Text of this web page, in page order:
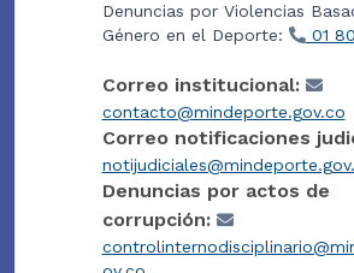
Denuncias por Violencias
Género en el Deporte:
01
Correo institucional:
contacto@mindeporte.gov.co
Correo notificaciones
Denuncias por actos de
corrupción: